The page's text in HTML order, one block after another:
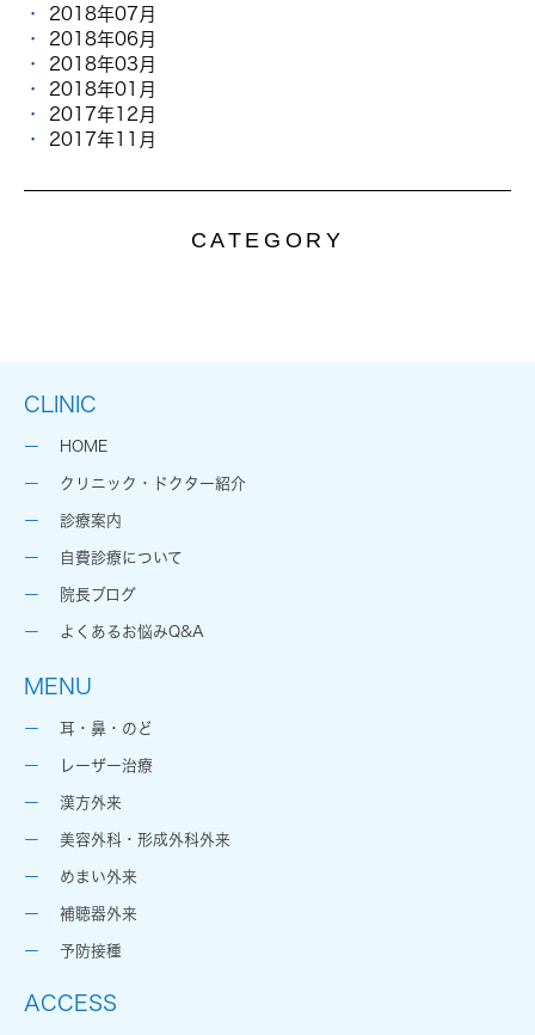
2018年07月
2018年06月
2018年03月
2018年01月
2017年12月
2017年11月
CATEGORY
CLINIC
HOME
クリニック・ドクター紹介
診療案内
自費診療について
院長ブログ
よくあるお悩みQ&A
MENU
耳・鼻・のど
レーザー治療
漢方外来
美容外科・形成外科外来
めまい外来
補聴器外来
予防接種
ACCESS